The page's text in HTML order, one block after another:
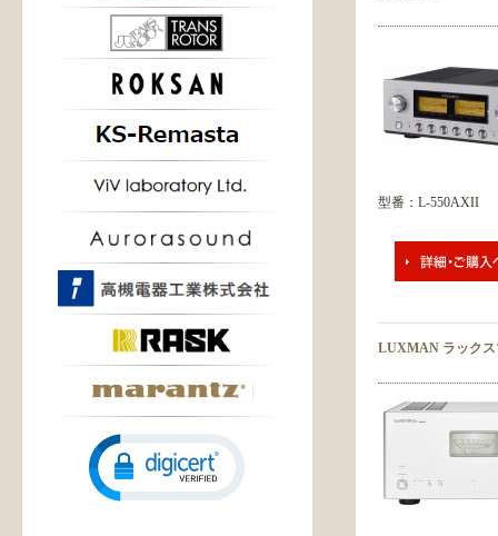
型番：L-550AXII
LUXMAN ラックス